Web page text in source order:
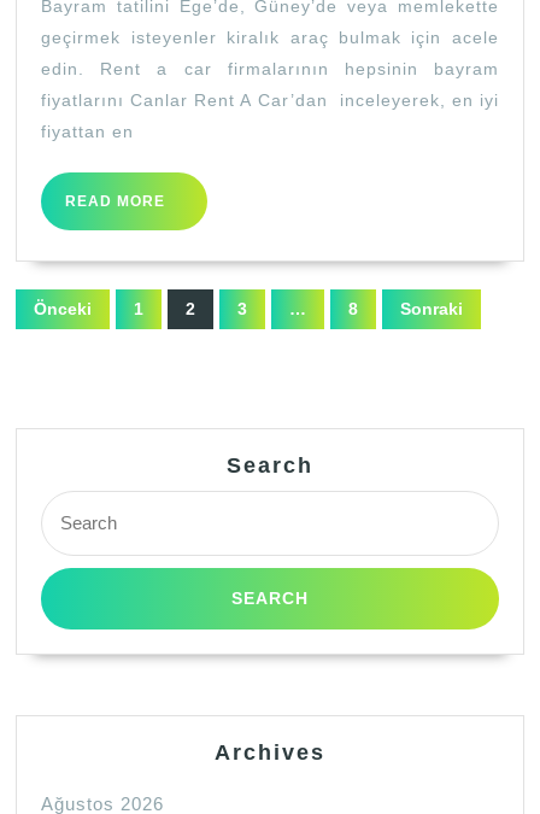
Bayram tatilini Ege’de, Güney’de veya memlekette
geçirmek isteyenler kiralık araç bulmak için acele
edin. Rent a car firmalarının hepsinin bayram
fiyatlarını Canlar Rent A Car’dan inceleyerek, en iyi
fiyattan en
READ MORE
READ
MORE
Yazı
sayfalaması
Önceki 1 2 3 … 8 Sonraki
Search
Search
for:
Archives
Ağustos 2026